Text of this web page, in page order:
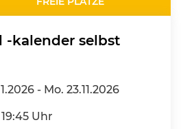
-kalender selbst
- Mo. 23.11.2026
Uhr